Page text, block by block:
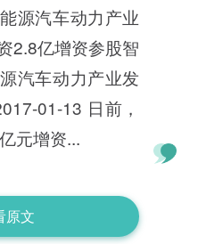
源汽车动力产业
2.8亿增资参股智
汽车动力产业发
01-13 日前，
元增资...
原文